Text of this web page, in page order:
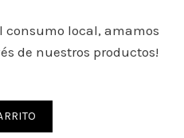
consumo local, amamos
de nuestros productos!
| Ca la Cova cantidad